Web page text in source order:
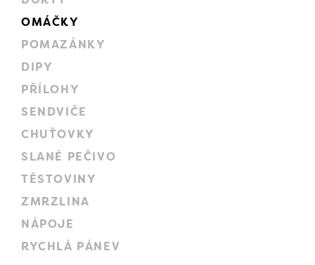
OMÁČKY
POMAZÁNKY
DIPY
PŘÍLOHY
SENDVIČE
CHUŤOVKY
SLANÉ PEČIVO
TĚSTOVINY
ZMRZLINA
NÁPOJE
RYCHLÁ PÁNEV